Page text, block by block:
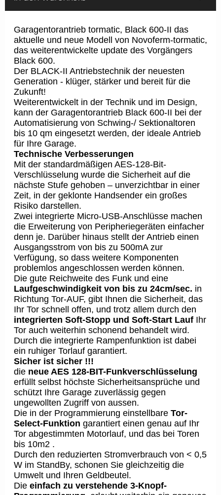
Garagentorantrieb tormatic, Black 600-II das
aktuelle und neue Modell von Novoferm-tormatic,
das weiterentwickelte update des Vorgängers
Black 600.
Der BLACK-II Antriebstechnik der neuesten
Generation - klüger, stärker und bereit für die
Zukunft!
Weiterentwickelt in der Technik und im Design,
kann der Garagentorantrieb Black 600-II bei der
Automatisierung von Schwing-/ Sektionaltoren
bis 10 qm eingesetzt werden, der ideale Antrieb
für Ihre Garage.
Technische Verbesserungen
Mit der standardmäßigen AES-128-Bit-
Verschlüsselung wurde die Sicherheit auf die
nächste Stufe gehoben – unverzichtbar in einer
Zeit, in der geklonte Handsender ein großes
Risiko darstellen.
Zwei integrierte Micro-USB-Anschlüsse machen
die Erweiterung von Peripheriegeräten einfacher
denn je. Darüber hinaus stellt der Antrieb einen
Ausgangsstrom von bis zu 500mA zur
Verfügung, so dass weitere Komponenten
problemlos angeschlossen werden können.
Die gute Reichweite des Funk und eine
Laufgeschwindigkeit von bis zu 24cm/sec. in
Richtung Tor-AUF, gibt Ihnen die Sicherheit, das
Ihr Tor schnell offen, und trotz allem durch den
integrierten Soft-Stopp und Soft-Start Lauf Ihr
Tor auch weiterhin schonend behandelt wird.
Durch die integrierte Rampenfunktion ist dabei
ein ruhiger Torlauf garantiert.
Sicher ist sicher !!!
die neue AES 128-BIT-Funkverschlüsselung
erfüllt selbst höchste Sicherheitsansprüche und
schützt Ihre Garage zuverlässig gegen
ungewollten Zugriff von aussen.
Die in der Programmierung einstellbare Tor-
Select-Funktion garantiert einen genau auf Ihr
Tor abgestimmten Motorlauf, und das bei Toren
bis 10m2 .
Durch den reduzierten Stromverbrauch von < 0,5
W im StandBy, schonen Sie gleichzeitig die
Umwelt und Ihren Geldbeutel.
Die einfach zu verstehende 3-Knopf-